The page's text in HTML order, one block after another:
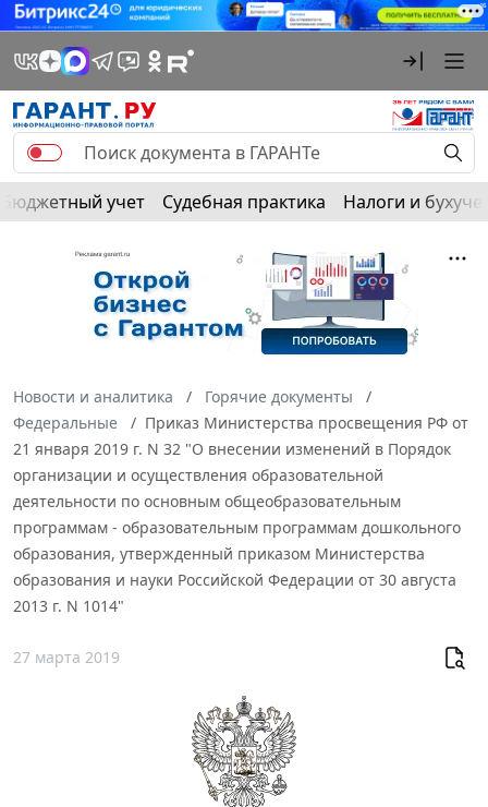
Бюджетный учет Судебная практика Налоги и
Новости и аналитика
Горячие документы
Федеральные
Приказ Министерства просвещения РФ от
21 января 2019 г. N 32 "О внесении изменений в Порядок
организации и осуществления образовательной
деятельности по основным общеобразовательным
программам - образовательным программам дошкольного
образования, утвержденный приказом Министерства
образования и науки Российской Федерации от 30 августа
2013 г. N 1014"
27 марта 2019